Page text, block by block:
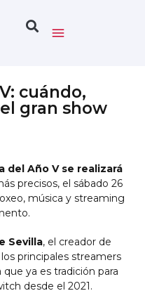
cuándo,
gran show
del Año V se realizará
precisos, el sábado 26
música y streaming
Sevilla, el creador de
los principales streamers
ya es tradición para
desde el 2021.